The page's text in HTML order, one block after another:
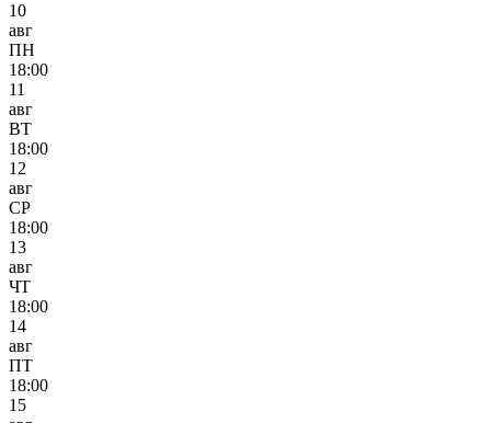
10
авг
ПН
18:00
11
авг
ВТ
18:00
12
авг
СР
18:00
13
авг
ЧТ
18:00
14
авг
ПТ
18:00
15